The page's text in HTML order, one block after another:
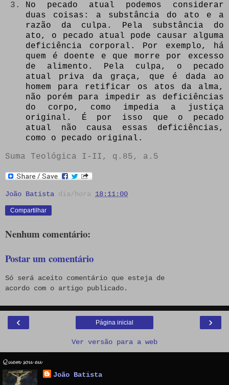
No pecado atual podemos considerar
duas coisas: a substância do ato e a
razão da culpa. Pela substância do
ato, o pecado atual pode causar alguma
deficiência corporal. Por exemplo, há
quem é doente e que morre por excesso
de alimento. Pela culpa, o pecado
atual priva da graça, que é dada ao
homem para retificar os atos da alma,
não porém para impedir as deficiências
do corpo, como impedia a justiça
original. É por isso que o pecado
atual não causa essas deficiências,
como o pecado original.
Suma Teológica I-II, q.85, a.5
João Batista dia/hora 18:11:00
Compartilhar
Nenhum comentário:
Postar um comentário
Só será aceito comentário que esteja de
acordo com o artigo publicado.
‹ ›
Página inicial
Ver versão para a web
𝓠𝓾𝓮𝓶 𝓼𝓸𝓾 𝓮𝓾
João Batista